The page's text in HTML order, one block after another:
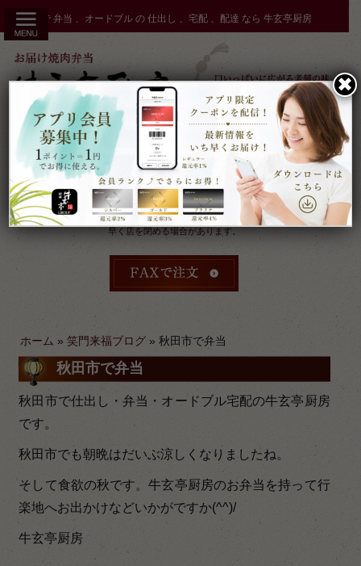
ツ
秋田市 で 弁当 、オードブル の 仕出し 、宅配 、配達 なら 牛玄亭厨房
受付：9時～17時 締切：前日15時まで
定休：元日 その他不定休
ケータリングやその他のご予約により
早く店を閉める場合があります。
ホーム »笑門来福ブログ »秋田市で弁当
秋田市で弁当
秋田市で仕出し・弁当・オードブル宅配の牛玄亭厨房
です。
秋田市でも朝晩はだいぶ涼しくなりましたね。
そして食欲の秋です。牛玄亭厨房のお弁当を持って行
楽地へお出かけなどいかがですか(^^)/
牛玄亭厨房
✖︎